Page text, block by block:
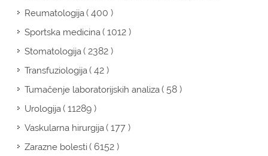
Reumatologija( 400 )
Sportska medicina( 1012 )
Stomatologija( 2382 )
Transfuziologija( 42 )
Tumačenje laboratorijskih analiza( 58 )
Urologija( 11289 )
Vaskularna hirurgija( 177 )
Zarazne bolesti( 6152 )